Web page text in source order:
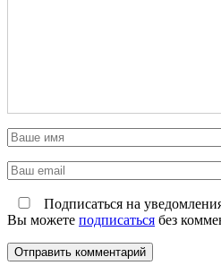
Подписаться на
Вы можете подписаться без